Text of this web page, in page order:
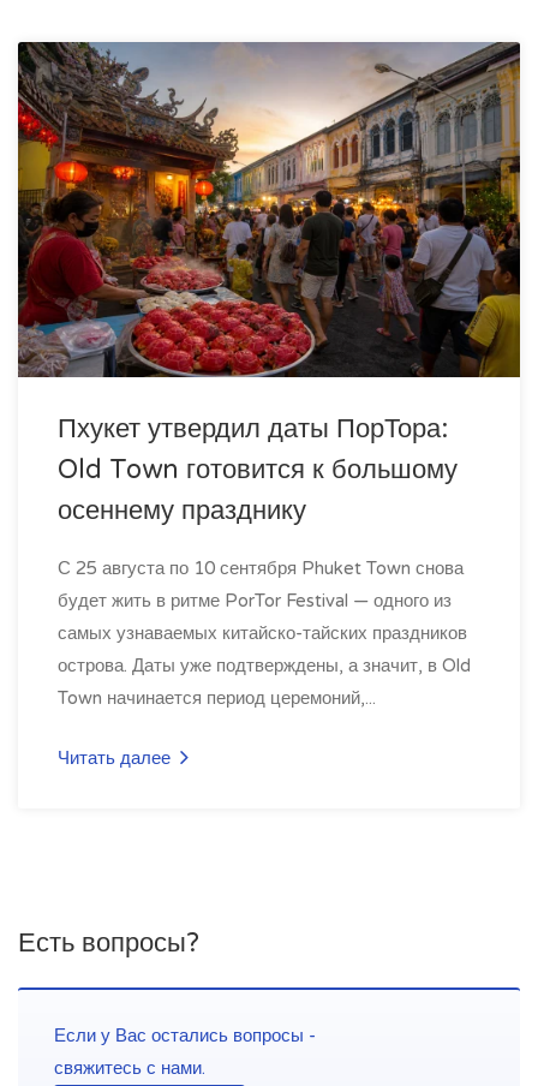
Пхукет утвердил даты ПорТора:
Old Town готовится к большому
осеннему празднику
С 25 августа по 10 сентября Phuket Town снова
будет жить в ритме PorTor Festival — одного из
самых узнаваемых китайско-тайских праздников
острова. Даты уже подтверждены, а значит, в Old
Town начинается период церемоний,...
Читать далее
Есть вопросы?
Если у Вас остались вопросы -
свяжитесь с нами.